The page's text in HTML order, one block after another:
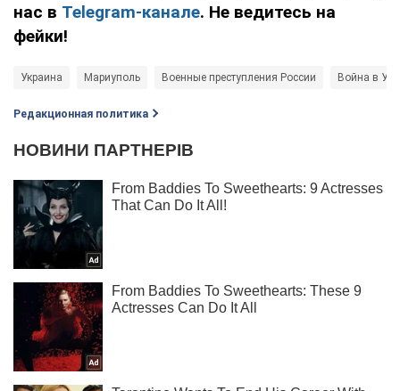
нас в Telegram-канале. Не ведитесь на
фейки!
Украина Мариуполь Военные преступления России Война в
Редакционная политика